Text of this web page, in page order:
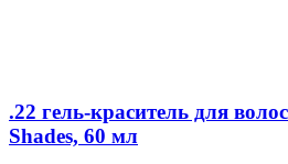
.22 гель-краситель для
Shades, 60 мл